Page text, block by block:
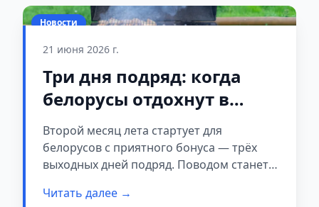
Новости
21 июня 2026 г.
Три дня подряд: когда
белорусы отдохнут в
начале июля и какие ещё
длинные выходные ждут
в 2026 году
Второй месяц лета стартует для
белорусов с приятного бонуса — трёх
выходных дней подряд. Поводом станет
День Независимости, который
Читать далее →